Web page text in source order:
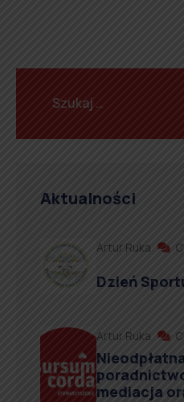
Aktualności
Artur Ruka
Dzień
Artur Ruka
mediacja